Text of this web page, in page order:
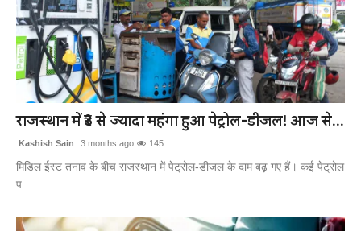
राजस्थान में ₹3 से ज्यादा महंगा हुआ पेट्रोल-डीजल! आज से...
Kashish Sain 3 months ago 145
मिडिल ईस्ट तनाव के बीच राजस्थान में पेट्रोल-डीजल के दाम बढ़ गए हैं। कई पेट्रोल
प...